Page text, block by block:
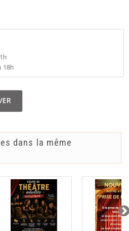
18h
dans la même